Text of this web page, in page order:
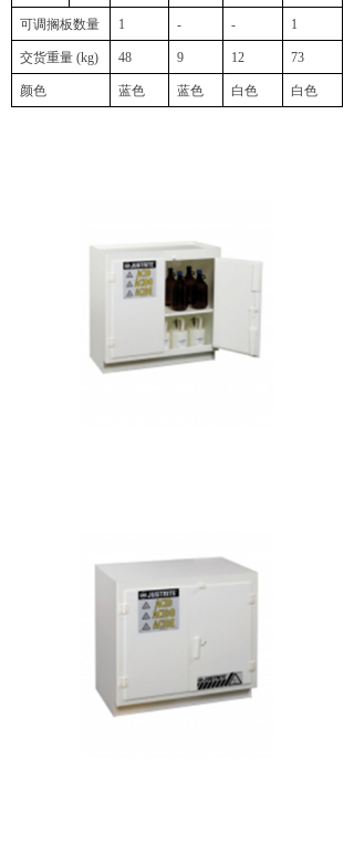
可调搁板数量 1 - - 1
交货重量 (kg) 48 9 12 73
颜色 蓝色 蓝色 白色 白色